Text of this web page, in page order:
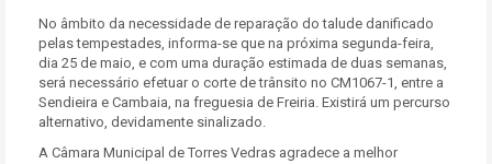
No âmbito da necessidade de reparação do talude danificado
pelas tempestades, informa-se que na próxima segunda-feira,
dia 25 de maio, e com uma duração estimada de duas semanas,
será necessário efetuar o corte de trânsito no CM1067-1, entre a
Sendieira e Cambaia, na freguesia de Freiria. Existirá um percurso
alternativo, devidamente sinalizado.
A Câmara Municipal de Torres Vedras agradece a melhor